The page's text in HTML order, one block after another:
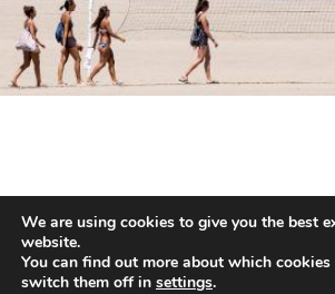
L’HORTA
We are using cookies to give you the best
website.
You can find out more about which
switch them off in settings.